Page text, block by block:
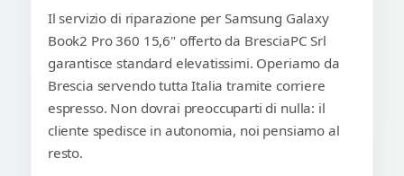
Il servizio di riparazione per Samsung Galaxy
Book2 Pro 360 15,6" offerto da BresciaPC Srl
garantisce standard elevatissimi. Operiamo da
Brescia servendo tutta Italia tramite corriere
espresso. Non dovrai preoccuparti di nulla: il
cliente spedisce in autonomia, noi pensiamo al
resto.